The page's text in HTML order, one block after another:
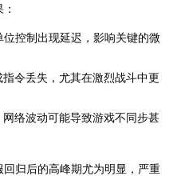
位控制出现延迟，影响关键的微
指令丢失，尤其在激烈战斗中更
网络波动可能导致游戏不同步甚
归后的高峰期尤为明显，严重